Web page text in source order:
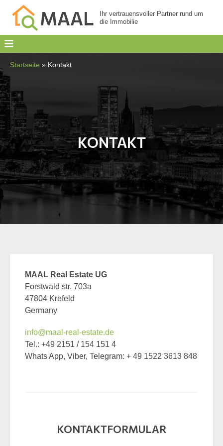
MAAL
Ihr vertrauensvoller Partner rund um
die Immobilie
Startseite » Kontakt
KONTAKT
MAAL Real Estate UG
Forstwald str. 703a
47804 Krefeld
Germany
info@maal-real-estate.de
Tel.: +49 2151 / 154 151 4
Whats App, Viber, Telegram: + 49 1522 3613 848
KONTAKTFORMULAR